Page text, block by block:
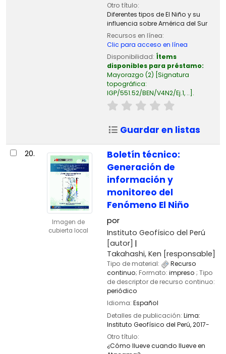
Otro título:
Diferentes tipos de El Niño y su
influencia sobre América del Sur
Recursos en línea:
Clic para acceso en línea
Disponibilidad: Ítems
disponibles para préstamo:
Mayorazgo (2) Signatura
topográfica:
IGP/551.52/BEN/V4N2/Ej.1, .. .
Guardar en listas
20.
Imagen de
cubierta local
Boletín técnico:
Generación de
información y
monitoreo del
Fenómeno El Niño
por
Instituto Geofísico del Perú
[autor]
Takahashi, Ken [responsable]
Tipo de material:
Recurso
continuo; Formato: impreso ; Tipo
de descriptor de recurso continuo:
periódico
Idioma: Español
Detalles de publicación: Lima:
Instituto Geofísico del Perú,2017-
Otro título:
¿Cómo llueve cuando llueve en